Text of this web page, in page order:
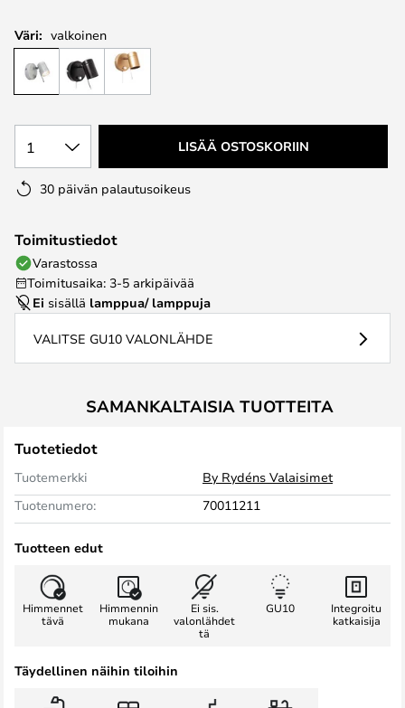
Väri: valkoinen
1 LISÄÄ OSTOSKORIIN
30 päivän palautusoikeus
Toimitustiedot
Varastossa
Toimitusaika: 3-5 arkipäivää
Ei sisällä lamppua/ lamppuja
VALITSE GU10 VALONLÄHDE
SAMANKALTAISIA TUOTTEITA
Tuotetiedot
Tuotemerkki
By Rydéns Valaisimet
Tuotenumero:
70011211
Tuotteen edut
Himmennet
tävä
Himmennin
mukana
Ei sis.
valonlähdet
tä
GU10
Integroitu
katkaisija
Täydellinen näihin tiloihin